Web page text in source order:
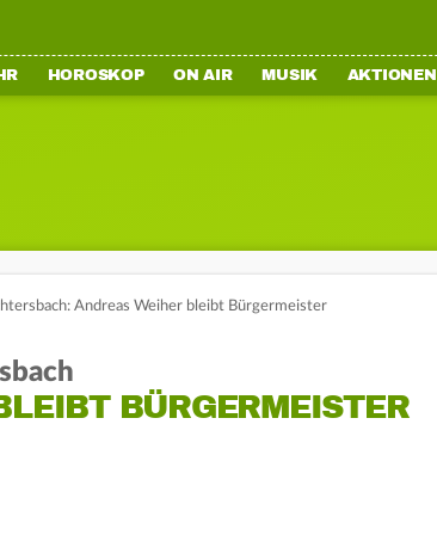
HOROSKOP ON AIR MUSIK AKTIONEN
Andreas Weiher bleibt Bürgermeister
BÜRGERMEISTER